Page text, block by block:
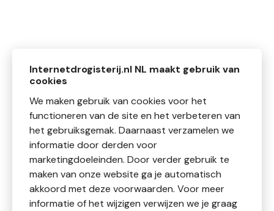
Internetdrogisterij.nl NL maakt gebruik van
cookies
We maken gebruik van cookies voor het
functioneren van de site en het verbeteren van
het gebruiksgemak. Daarnaast verzamelen we
informatie door derden voor
marketingdoeleinden. Door verder gebruik te
maken van onze website ga je automatisch
akkoord met deze voorwaarden. Voor meer
informatie of het wijzigen verwijzen we je graag